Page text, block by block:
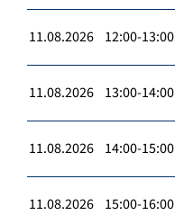
11.08.2026 12:00-13:00
11.08.2026 13:00-14:00
11.08.2026 14:00-15:00
11.08.2026 15:00-16:00